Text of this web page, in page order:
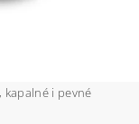
kapalné i pevné